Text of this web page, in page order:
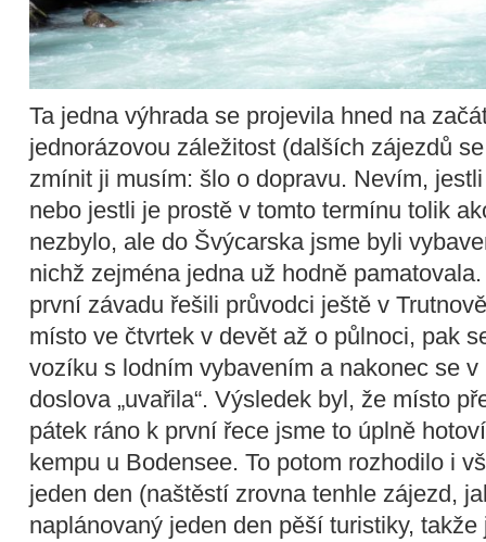
Ta jedna výhrada se projevila hned na
jednorázovou záležitost (dalších zájezdů
zmínit ji musím: šlo o dopravu. Nevím,
nebo jestli je prostě v tomto termínu tolik
nezbylo, ale do Švýcarska jsme byli
nichž zejména jedna už hodně
první závadu řešili průvodci ještě v
místo ve čtvrtek v devět až o půlnoci, pak
vozíku s lodním vybavením a nakonec se
doslova „uvařila“. Výsledek byl, že místo
pátek ráno k první řece jsme to úplně
kempu u Bodensee. To potom rozhodilo i
jeden den (naštěstí zrovna tenhle zájezd,
naplánovaný jeden den pěší turistiky,